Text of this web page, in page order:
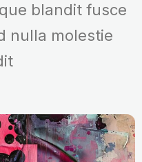
blandit fusce
nulla molestie